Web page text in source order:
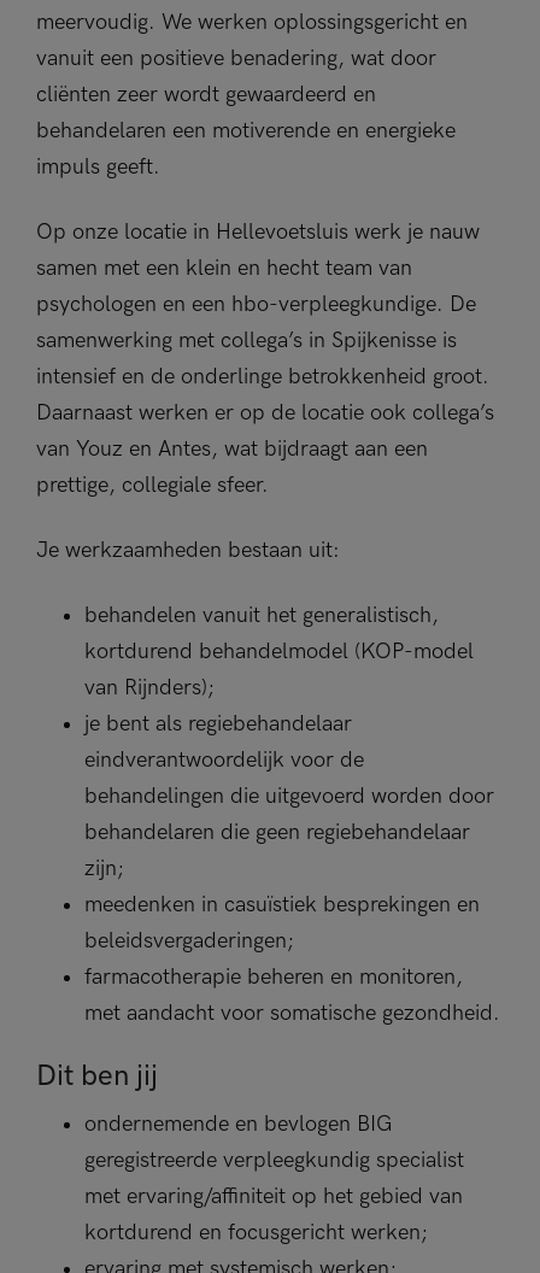
meervoudig. We werken oplossingsgericht en
vanuit een positieve benadering, wat door
cliënten zeer wordt gewaardeerd en
behandelaren een motiverende en energieke
impuls geeft.
Op onze locatie in Hellevoetsluis werk je nauw
samen met een klein en hecht team van
psychologen en een hbo-verpleegkundige. De
samenwerking met collega’s in Spijkenisse is
intensief en de onderlinge betrokkenheid groot.
Daarnaast werken er op de locatie ook collega’s
van Youz en Antes, wat bijdraagt aan een
prettige, collegiale sfeer.
Je werkzaamheden bestaan uit:
behandelen vanuit het generalistisch,
kortdurend behandelmodel (KOP-model
van Rijnders);
je bent als regiebehandelaar
eindverantwoordelijk voor de
behandelingen die uitgevoerd worden door
behandelaren die geen regiebehandelaar
zijn;
meedenken in casuïstiek besprekingen en
beleidsvergaderingen;
farmacotherapie beheren en monitoren,
met aandacht voor somatische gezondheid.
Dit ben jij
ondernemende en bevlogen BIG
geregistreerde verpleegkundig specialist
met ervaring/affiniteit op het gebied van
kortdurend en focusgericht werken;